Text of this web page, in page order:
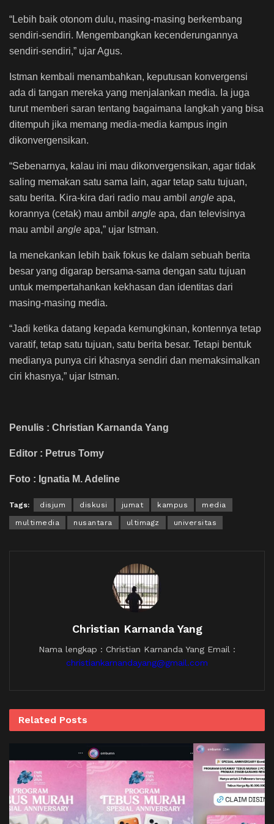
“Lebih baik otonom dulu, masing-masing berkembang
sendiri-sendiri. Mengembangkan kecenderungannya
sendiri-sendiri,” ujar Agus.
Istman kembali menambahkan, keputusan konvergensi
ada di tangan mereka yang menjalankan media. Ia juga
turut memberi saran tentang bagaimana langkah yang bisa
ditempuh jika memang media-media kampus ingin
dikonvergensikan.
“Sebenarnya, kalau ini mau dikonvergensikan, agar tidak
saling memakan satu sama lain, agar tetap satu tujuan,
satu berita. Kira-kira dari radio mau ambil angle apa,
korannya (cetak) mau ambil angle apa, dan televisinya
mau ambil angle apa,” ujar Istman.
Ia menekankan lebih baik fokus ke dalam sebuah berita
besar yang digarap bersama-sama dengan satu tujuan
untuk mempertahankan kekhasan dan identitas dari
masing-masing media.
“Jadi ketika datang kepada kemungkinan, kontennya tetap
varatif, tetap satu tujuan, satu berita besar. Tetapi bentuk
medianya punya ciri khasnya sendiri dan memaksimalkan
ciri khasnya,” ujar Istman.
Penulis : Christian Karnanda Yang
Editor : Petrus Tomy
Foto : Ignatia M. Adeline
Tags: disjum diskusi jumat kampus media
multimedia nusantara ultimagz universitas
Christian Karnanda Yang
Nama lengkap : Christian Karnanda Yang Email :
christiankarnandayang@gmail.com
Related Posts